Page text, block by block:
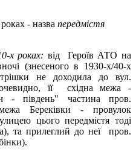
- назва передмістя
х роках: від Героїв АТО на
(знесеного в 1930-х/40-х
не доходила до вул.
очевидно, її східна межа -
- південь" частина пров.
Береківки - провулок
цього передмістя тоді
та прилеглий до неї пров.